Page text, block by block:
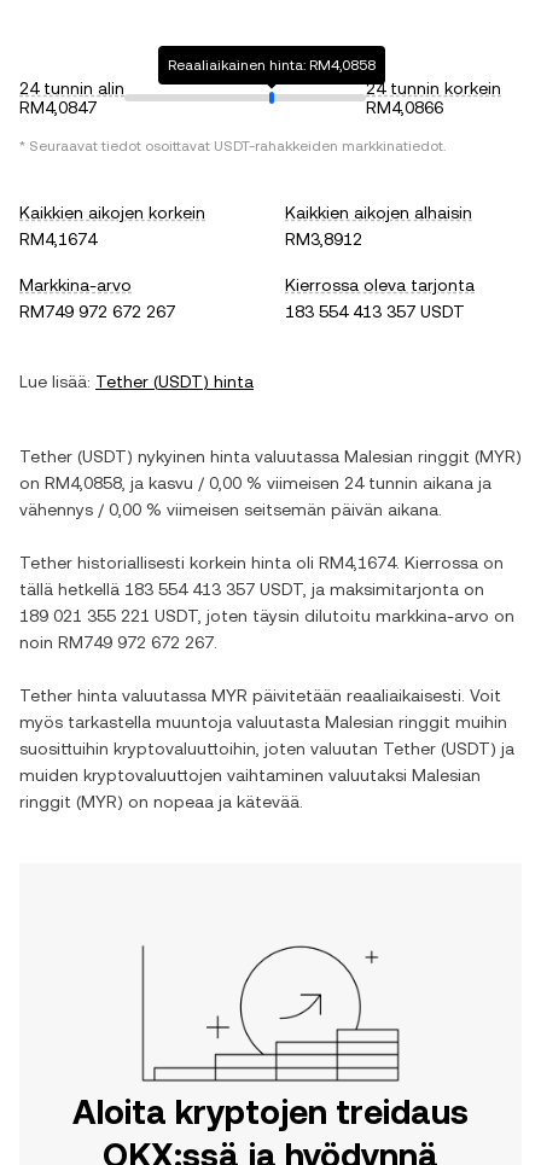
24 tunnin alin
RM4,0847
Reaaliaikainen hinta: RM4,0858
24 tunnin korkein
RM4,0866
* Seuraavat tiedot osoittavat USDT-rahakkeiden markkinatiedot.
Kaikkien aikojen korkein
RM4,1674
Kaikkien aikojen alhaisin
RM3,8912
Markkina-arvo
RM749 972 672 267
Kierrossa oleva tarjonta
183 554 413 357 USDT
Lue lisää: Tether (USDT) hinta
Tether (USDT) nykyinen hinta valuutassa Malesian ringgit (MYR)
on RM4,0858 , ja kasvu / 0,00 % viimeisen 24 tunnin aikana ja
vähennys / 0,00 % viimeisen seitsemän päivän aikana.
Tether historiallisesti korkein hinta oli RM4,1674. Kierrossa on
tällä hetkellä 183 554 413 357 USDT , ja maksimitarjonta on
189 021 355 221 USDT , joten täysin dilutoitu markkina-arvo on
noin RM749 972 672 267
Tether hinta valuutassa MYR päivitetään reaaliaikaisesti. Voit
myös tarkastella muuntoja valuutasta Malesian ringgit muihin
suosittuihin kryptovaluuttoihin, joten valuutan Tether (USDT) ja
muiden kryptovaluuttojen vaihtaminen valuutaksi Malesian
ringgit (MYR) on nopeaa ja kätevää.
Aloita kryptojen treidaus
OKX:ssä ja hyödynnä